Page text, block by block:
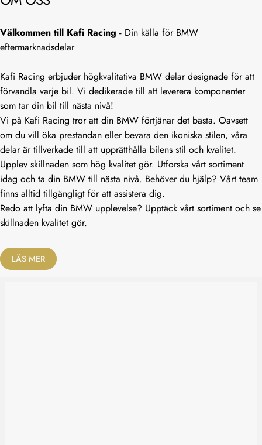
Välkommen till Kafi Racing - Din källa för BMW
eftermarknadsdelar
Kafi Racing erbjuder högkvalitativa BMW delar designade för att
förvandla varje bil. Vi dedikerade till att leverera komponenter
som tar din bil till nästa nivå!
Vi på Kafi Racing tror att din BMW förtjänar det bästa. Oavsett
om du vill öka prestandan eller bevara den ikoniska stilen, våra
delar är tillverkade till att upprätthålla bilens stil och kvalitet.
Upplev skillnaden som hög kvalitet gör. Utforska vårt sortiment
idag och ta din BMW till nästa nivå. Behöver du hjälp? Vårt team
finns alltid tillgängligt för att assistera dig.
Redo att lyfta din BMW upplevelse? Upptäck vårt sortiment och se
skillnaden kvalitet gör.
LÄS MER